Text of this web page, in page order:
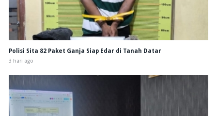
Polisi Sita 82 Paket Ganja Siap Edar di Tanah Datar
3 hari ago